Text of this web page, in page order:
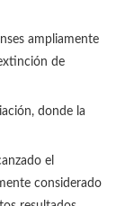
ampliamente
de
donde la
el
considerado